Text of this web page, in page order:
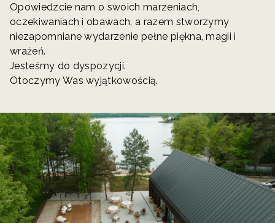
Opowiedzcie nam o swoich marzeniach,
oczekiwaniach i obawach, a razem stworzymy
niezapomniane wydarzenie pełne piękna, magii i
wrażeń.
Jesteśmy do dyspozycji.
Otoczymy Was wyjątkowością.